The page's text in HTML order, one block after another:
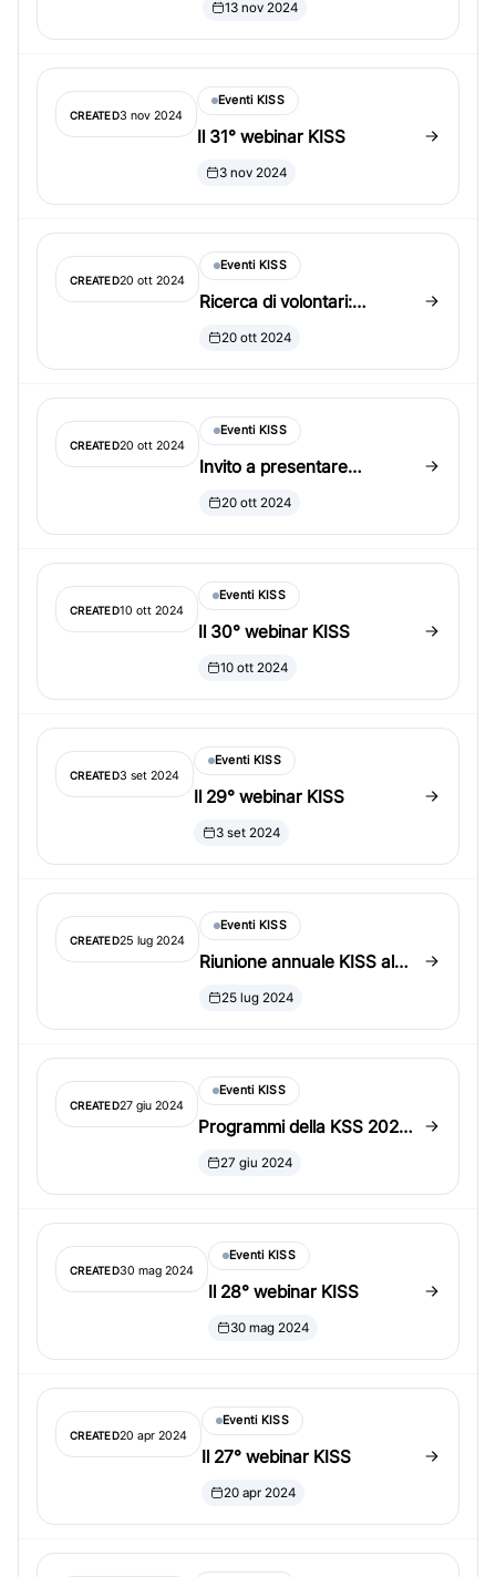
13 nov 2024
CREATED3 nov 2024
Eventi KISS
Il 31° webinar KISS
3 nov 2024
CREATED20 ott 2024
Eventi KISS
Ricerca di volontari:
posizioni di officer KISS
20 ott 2024
CREATED20 ott 2024
Eventi KISS
Invito a presentare
candidature per la
20 ott 2024
CREATED10 ott 2024
Eventi KISS
Il 30° webinar KISS
10 ott 2024
CREATED3 set 2024
Eventi KISS
Il 29° webinar KISS
3 set 2024
CREATED25 lug 2024
Eventi KISS
Riunione annuale KISS al
JSM 2024
25 lug 2024
CREATED27 giu 2024
Eventi KISS
Programmi della KSS 2024
Summer Conference
27 giu 2024
CREATED30 mag 2024
Eventi KISS
Il 28° webinar KISS
30 mag 2024
CREATED20 apr 2024
Eventi KISS
Il 27° webinar KISS
20 apr 2024